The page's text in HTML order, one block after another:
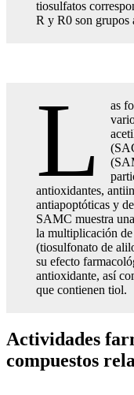
tiosulfatos
R y R0 son
L
as
antioxidantes,
antiapoptóticas y
SAMC muestra
la multiplicación de
(tiosulfonato de
su efecto
antioxidante, así
que contienen tiol.
Actividades
compuestos